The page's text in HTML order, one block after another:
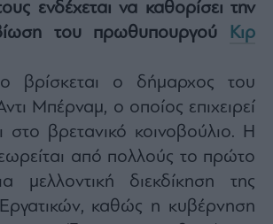
ενδέχεται να καθορίσει την
του πρωθυπουργού
Κιρ
βρίσκεται ο δήμαρχος του
Μπέρναμ, ο οποίος επιχειρεί
στο βρετανικό κοινοβούλιο. Η
από πολλούς το πρώτο
μελλοντική διεκδίκηση της
καθώς η κυβέρνηση